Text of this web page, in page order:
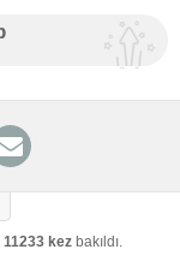
11233 kez bakıldı.